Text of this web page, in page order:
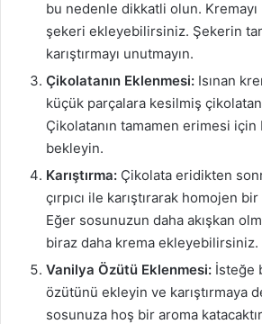
bu nedenle dikkatli olun. Kremayı
şekeri ekleyebilirsiniz. Şekerin
karıştırmayı unutmayın.
Çikolatanın Eklenmesi: Isınan
küçük parçalara kesilmiş
Çikolatanın tamamen erimesi için
bekleyin.
Karıştırma: Çikolata eridikten
çırpıcı ile karıştırarak homojen
Eğer sosunuzun daha akışkan
biraz daha krema ekleyebilirsiniz.
Vanilya Özütü Eklenmesi: İsteğe
özütünü ekleyin ve karıştırmaya
sosunuza hoş bir aroma